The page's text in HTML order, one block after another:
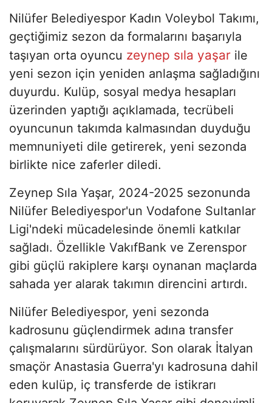
Nilüfer Belediyespor Kadın Voleybol Takımı,
geçtiğimiz sezon da formalarını başarıyla
taşıyan orta oyuncu zeynep sıla yaşar ile
yeni sezon için yeniden anlaşma sağladığını
duyurdu. Kulüp, sosyal medya hesapları
üzerinden yaptığı açıklamada, tecrübeli
oyuncunun takımda kalmasından duyduğu
memnuniyeti dile getirerek, yeni sezonda
birlikte nice zaferler diledi.
Zeynep Sıla Yaşar, 2024-2025 sezonunda
Nilüfer Belediyespor'un Vodafone Sultanlar
Ligi'ndeki mücadelesinde önemli katkılar
sağladı. Özellikle VakıfBank ve Zerenspor
gibi güçlü rakiplere karşı oynanan maçlarda
sahada yer alarak takımın direncini artırdı.
Nilüfer Belediyespor, yeni sezonda
kadrosunu güçlendirmek adına transfer
çalışmalarını sürdürüyor. Son olarak İtalyan
smaçör Anastasia Guerra'yı kadrosuna dahil
eden kulüp, iç transferde de istikrarı